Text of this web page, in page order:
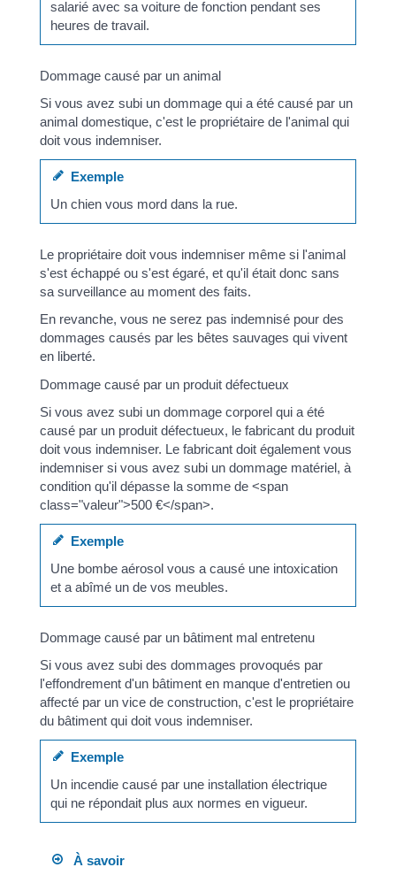
salarié avec sa voiture de fonction pendant ses
heures de travail.
Dommage causé par un animal
Si vous avez subi un dommage qui a été causé par un
animal domestique, c'est le propriétaire de l'animal qui
doit vous indemniser.
Exemple
Un chien vous mord dans la rue.
Le propriétaire doit vous indemniser même si l'animal
s'est échappé ou s'est égaré, et qu'il était donc sans
sa surveillance au moment des faits.
En revanche, vous ne serez pas indemnisé pour des
dommages causés par les bêtes sauvages qui vivent
en liberté.
Dommage causé par un produit défectueux
Si vous avez subi un dommage corporel qui a été
causé par un produit défectueux, le fabricant du produit
doit vous indemniser. Le fabricant doit également vous
indemniser si vous avez subi un dommage matériel, à
condition qu'il dépasse la somme de <span
class="valeur">500 €</span>.
Exemple
Une bombe aérosol vous a causé une intoxication
et a abîmé un de vos meubles.
Dommage causé par un bâtiment mal entretenu
Si vous avez subi des dommages provoqués par
l'effondrement d'un bâtiment en manque d'entretien ou
affecté par un vice de construction, c'est le propriétaire
du bâtiment qui doit vous indemniser.
Exemple
Un incendie causé par une installation électrique
qui ne répondait plus aux normes en vigueur.
À savoir